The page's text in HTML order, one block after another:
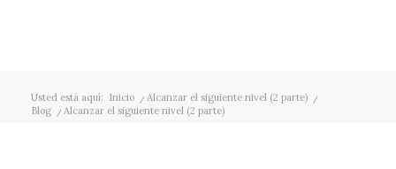
Usted está aquí: Inicio / Alcanzar el siguiente nivel (2 parte)
/
Blog
/ Alcanzar el siguiente nivel (2 parte)